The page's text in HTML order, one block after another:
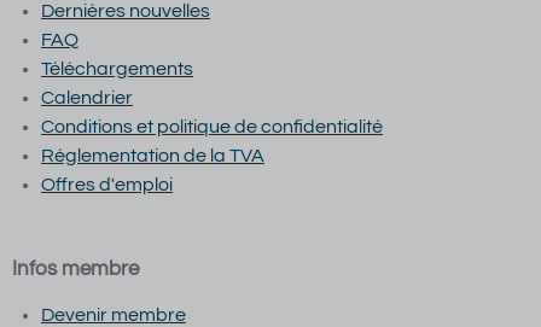
Dernières nouvelles
FAQ
Téléchargements
Calendrier
Conditions et politique de confidentialité
Réglementation de la TVA
Offres d'emploi
Infos membre
Devenir membre